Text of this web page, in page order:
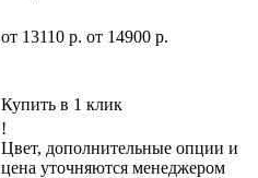
от 13110 р. от 14900 р.
Купить в 1 клик
!
Цвет, дополнительные опции и
цена уточняются менеджером